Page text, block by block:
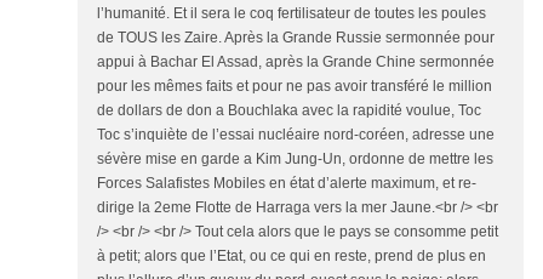
l’humanité. Et il sera le coq fertilisateur de toutes les poules
de TOUS les Zaire. Après la Grande Russie sermonnée pour
appui à Bachar El Assad, après la Grande Chine sermonnée
pour les mêmes faits et pour ne pas avoir transféré le million
de dollars de don a Bouchlaka avec la rapidité voulue, Toc
Toc s’inquiète de l’essai nucléaire nord-coréen, adresse une
sévère mise en garde a Kim Jung-Un, ordonne de mettre les
Forces Salafistes Mobiles en état d’alerte maximum, et re-
dirige la 2eme Flotte de Harraga vers la mer Jaune.<br /> <br
/> <br /> <br /> Tout cela alors que le pays se consomme petit
à petit; alors que l’Etat, ou ce qui en reste, prend de plus en